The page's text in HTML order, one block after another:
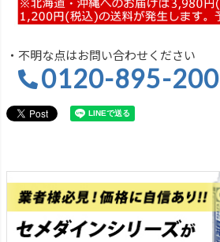
・不明な点はお問い合わせください
0120-895-200